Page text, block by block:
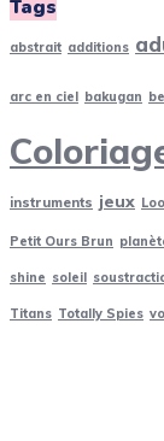
Tags
abstrait additions
arc en ciel bakugan
instruments jeux
Petit Ours Brun
shine soleil
Titans Totally Spies